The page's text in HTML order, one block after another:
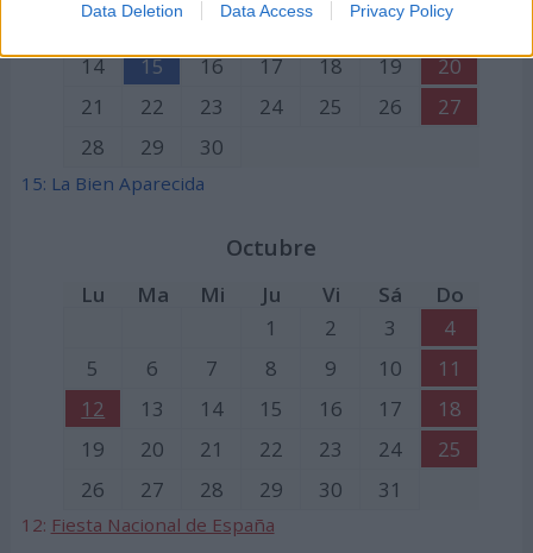
Data Deletion Data Access Privacy Policy
7
8 10 11 12
13
14
15 16 17 18 19
20
21
22 23 24 25 26
27
28
29 30
15: La Bien Aparecida
Octubre
Lu Ma Mi Ju Vi Sá
Do
1
2 3
4
5
6 7 8 9 10
11
12
13 14 15 16 17
18
19
20 21 22 23 24
25
26
27 28 29 30 31
12: Fiesta Nacional de España